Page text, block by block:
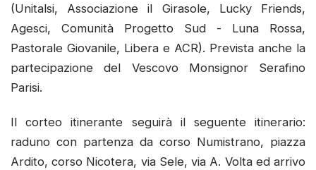
(Unitalsi, Associazione il Girasole, Lucky Friends,
Agesci, Comunità Progetto Sud - Luna Rossa,
Pastorale Giovanile, Libera e ACR). Prevista anche la
partecipazione del Vescovo Monsignor Serafino
Parisi.
Il corteo itinerante seguirà il seguente itinerario:
raduno con partenza da corso Numistrano, piazza
Ardito, corso Nicotera, via Sele, via A. Volta ed arrivo